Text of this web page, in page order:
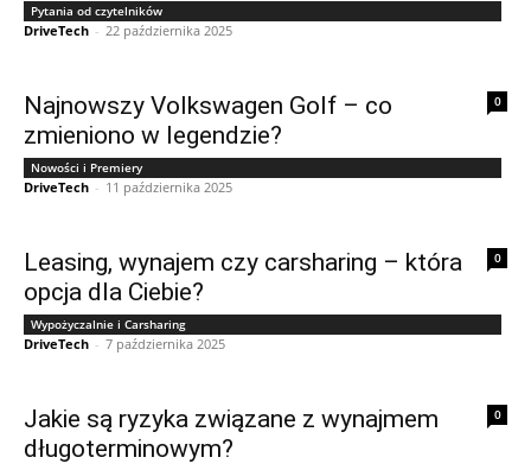
Pytania od czytelników
DriveTech - 22 października 2025
0
Najnowszy Volkswagen Golf – co
zmieniono w legendzie?
Nowości i Premiery
DriveTech - 11 października 2025
0
Leasing, wynajem czy carsharing – która
opcja dla Ciebie?
Wypożyczalnie i Carsharing
DriveTech - 7 października 2025
0
Jakie są ryzyka związane z wynajmem
długoterminowym?